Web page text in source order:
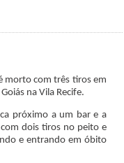
morto com três tiros em
na Vila Recife.
próximo a um bar e a
dois tiros no peito e
e entrando em óbito